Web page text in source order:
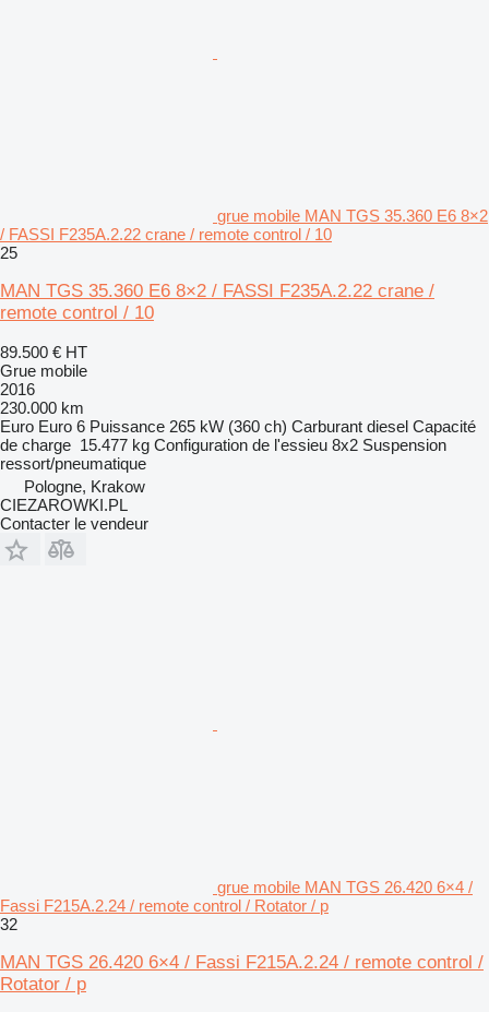
grue mobile MAN TGS 35.360 E6 8×2
/ FASSI F235A.2.22 crane / remote control / 10
25
MAN TGS 35.360 E6 8×2 / FASSI F235A.2.22 crane /
remote control / 10
89.500 € HT
Grue mobile
2016
230.000 km
Euro Euro 6 Puissance 265 kW (360 ch) Carburant diesel Capacité
de charge 15.477 kg Configuration de l'essieu 8x2 Suspension
ressort/pneumatique
Pologne, Krakow
CIEZAROWKI.PL
Contacter le vendeur
grue mobile MAN TGS 26.420 6×4 /
Fassi F215A.2.24 / remote control / Rotator / p
32
MAN TGS 26.420 6×4 / Fassi F215A.2.24 / remote control /
Rotator / p